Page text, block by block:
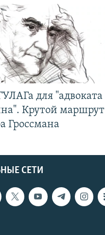
для "адвоката
Крутой маршрут
Гроссмана
СЕТИ